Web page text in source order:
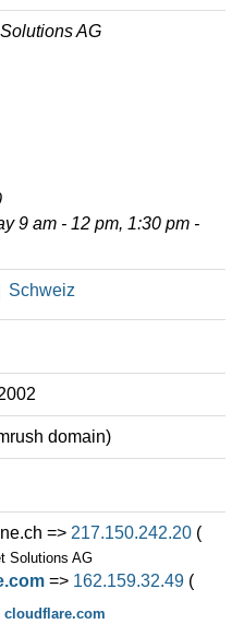
NVMe
NVMe
Performance
AG
9 am - 12 pm, 1:30 pm -
Schweiz
domain)
=> 217.150.242.20 (
Solutions AG
=> 162.159.32.49 (
cloudflare.com